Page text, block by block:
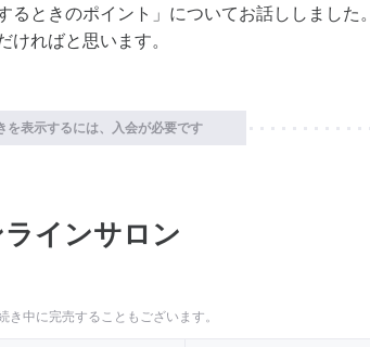
るときのポイント」についてお話ししました。
ければと思います。
を表示するには、入会が必要です
インサロン
き中に完売することもございます。